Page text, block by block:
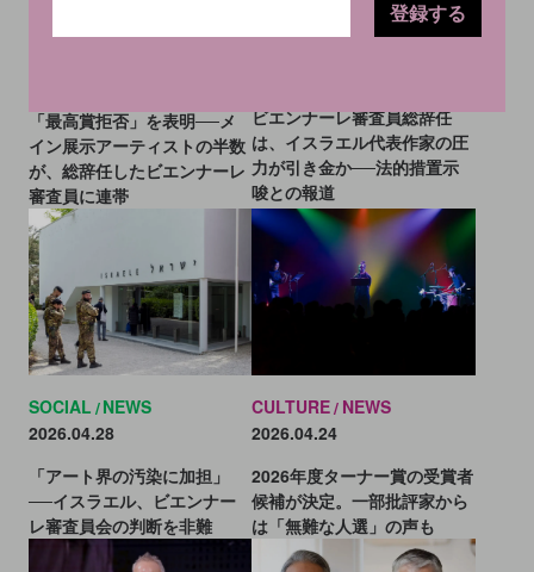
「最高賞拒否」を表明──メ
イン展示アーティストの半数
が、総辞任したビエンナーレ
審査員に連帯
ビエンナーレ審査員総辞任
は、イスラエル代表作家の圧
力が引き金か──法的措置示
唆との報道
SOCIAL NEWS
2026.04.28
「アート界の汚染に加担」
──イスラエル、ビエンナー
レ審査員会の判断を非難
CULTURE NEWS
2026.04.24
2026年度ターナー賞の受賞者
候補が決定。一部批評家から
は「無難な人選」の声も
登録する